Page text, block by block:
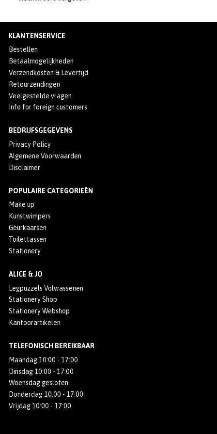
REGISTREREN
HELP
KLANTENSERVICE
KLANTENSERVICE
Bestellen
Betaalmogelijkheden
Verzendkosten & Levertijd
Retourzendingen
Veelgestelde vragen
Info for foreign customers
BEDRIJFSGEGEVENS
Privacy Policy
Algemene Voorwaarden
Disclaimer
POPULAIRE CATEGORIEËN
Make up
Kunstwimpers
Geurkaarsen
Toilettassen
Stationery
ALICE & JO
Legpuzzels Volwassenen
Stationery Shop
Stationery Webshop
Kantoorartikelen
TELEFONISCH BEREIKBAAR
Maandag 10:00 - 17:00
Dinsdag 10:00 - 17:00
Woensdag gesloten
Donderdag 10:00 - 17:00
Vrijdag 10:00 - 17:00